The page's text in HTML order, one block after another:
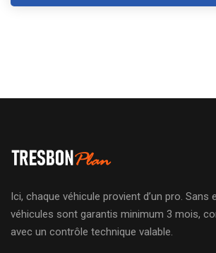
Ici, chaque véhicule provient d’un pro. Sans
véhicules sont garantis minimum 3 mois,
avec un contrôle technique valable.